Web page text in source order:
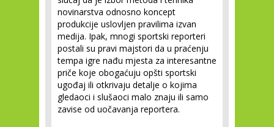
novinarstva odnosno koncept
produkcije uslovljen pravilima izvan
medija. Ipak, mnogi sportski reporteri
postali su pravi majstori da u praćenju
tempa igre nađu mjesta za interesantne
priče koje obogaćuju opšti sportski
ugođaj ili otkrivaju detalje o kojima
gledaoci i slušaoci malo znaju ili samo
zavise od uočavanja reportera.